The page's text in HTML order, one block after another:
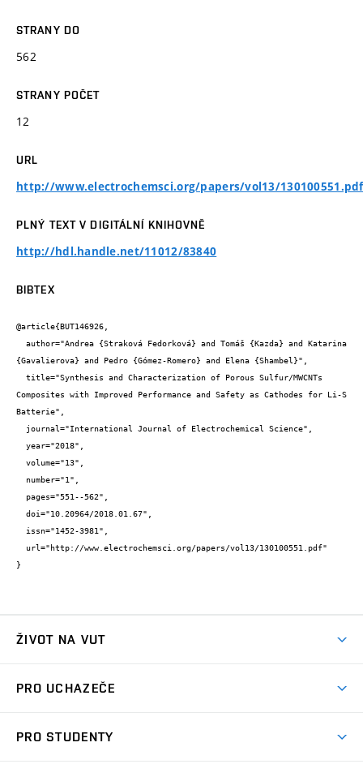
STRANY DO
562
STRANY POČET
12
URL
http://www.electrochemsci.org/papers/vol13/130100551.pdf
PLNÝ TEXT V DIGITÁLNÍ KNIHOVNĚ
http://hdl.handle.net/11012/83840
BIBTEX
@article{BUT146926,
{Gavalierova} and Pedro {Gómez-Romero} and Elena {Shambel}",
Composites with Improved Performance and Safety as Cathodes for Li-S
Batterie",
}
ŽIVOT NA VUT
Koleje
PRO UCHAZEČE
PRO STUDENTY